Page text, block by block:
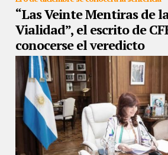
“Las Veinte Mentiras de
Vialidad”, el escrito de
conocerse el veredicto
29/11/2022 La vicepresidenta expuso sus